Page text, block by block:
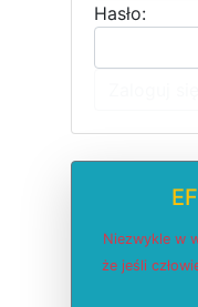
Hasło:
Niezwykle w
że jeśli